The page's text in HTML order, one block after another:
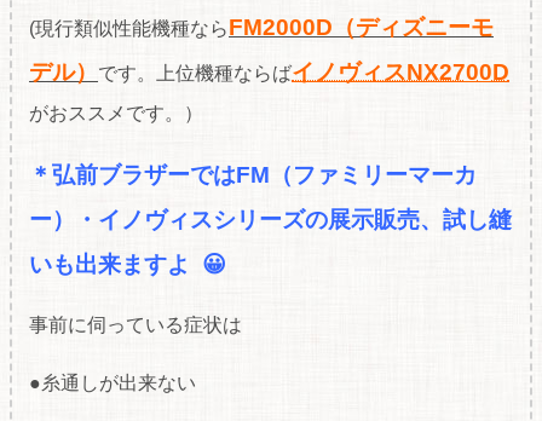
(現行類似性能機種ならFM2000D（ディズニーモ
デル）
です。上位機種ならばイノヴィスNX2700D
がおススメです。）
＊弘前ブラザーではFM（ファミリーマーカ
ー）・イノヴィスシリーズの展示販売、試し縫
いも出来ますよ 😀
事前に伺っている症状は
●糸通しが出来ない